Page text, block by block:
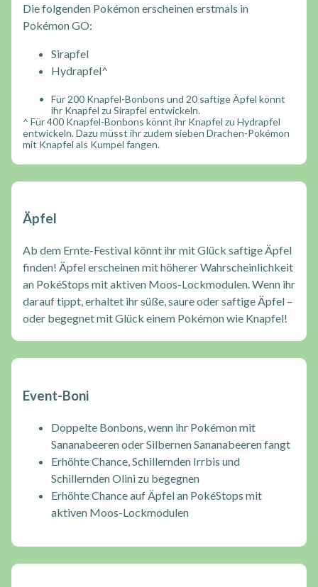
Die folgenden Pokémon erscheinen erstmals in
Pokémon GO:
Sirapfel
Hydrapfel^
Für 200 Knapfel-Bonbons und 20 saftige Äpfel könnt
ihr Knapfel zu Sirapfel entwickeln.
^ Für 400 Knapfel-Bonbons könnt ihr Knapfel zu Hydrapfel
entwickeln. Dazu müsst ihr zudem sieben Drachen-Pokémon
mit Knapfel als Kumpel fangen.
Äpfel
Ab dem Ernte-Festival könnt ihr mit Glück saftige Äpfel
finden! Äpfel erscheinen mit höherer Wahrscheinlichkeit
an PokéStops mit aktiven Moos-Lockmodulen. Wenn ihr
darauf tippt, erhaltet ihr süße, saure oder saftige Äpfel –
oder begegnet mit Glück einem Pokémon wie Knapfel!
Event-Boni
Doppelte Bonbons, wenn ihr Pokémon mit
Sananabeeren oder Silbernen Sananabeeren fangt
Erhöhte Chance, Schillernden Irrbis und
Schillernden Olini zu begegnen
Erhöhte Chance auf Äpfel an PokéStops mit
aktiven Moos-Lockmodulen